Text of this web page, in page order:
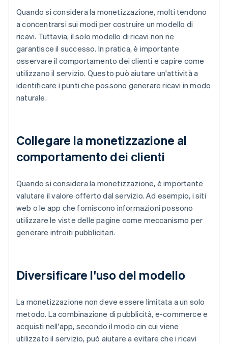
Quando si considera la monetizzazione, molti tendono
a concentrarsi sui modi per costruire un modello di
ricavi. Tuttavia, il solo modello di ricavi non ne
garantisce il successo. In pratica, è importante
osservare il comportamento dei clienti e capire come
utilizzano il servizio. Questo può aiutare un'attività a
identificare i punti che possono generare ricavi in modo
naturale.
Collegare la monetizzazione al
comportamento dei clienti
Quando si considera la monetizzazione, è importante
valutare il valore offerto dal servizio. Ad esempio, i siti
web o le app che forniscono informazioni possono
utilizzare le viste delle pagine come meccanismo per
generare introiti pubblicitari.
Diversificare l'uso del modello
La monetizzazione non deve essere limitata a un solo
metodo. La combinazione di pubblicità, e-commerce e
acquisti nell'app, secondo il modo cin cui viene
utilizzato il servizio, può aiutare a evitare che i ricavi